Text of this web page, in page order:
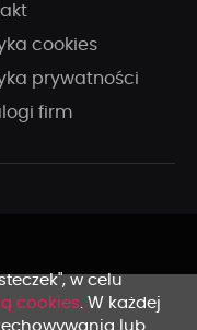
cookies
prywatności
firm
w celu
cookies. W każdej
lub